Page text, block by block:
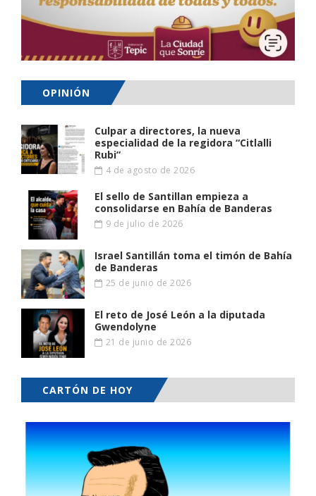
OPINIÓN
Culpar a directores, la nueva
especialidad de la regidora “Citlalli
Rubi”
4 de agosto de 2026
El sello de Santillan empieza a
consolidarse en Bahía de Banderas
9 de julio de 2026
Israel Santillán toma el timón de Bahía
de Banderas
25 de junio de 2026
El reto de José León a la diputada
Gwendolyne
21 de junio de 2026
CARTÓN DE HOY